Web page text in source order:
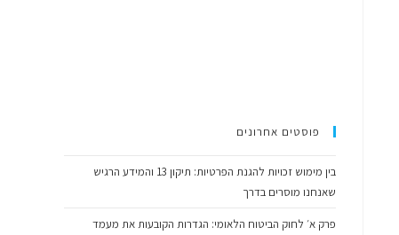
פוסטים אחרונים
בין מימוש זכויות להגנת הפרטיות: תיקון 13 והמידע הרגיש
שאנחנו מוסרים בדרך
פרק א׳ לחוק הביטוח הלאומי: הגדרות הקובעות את מעמד